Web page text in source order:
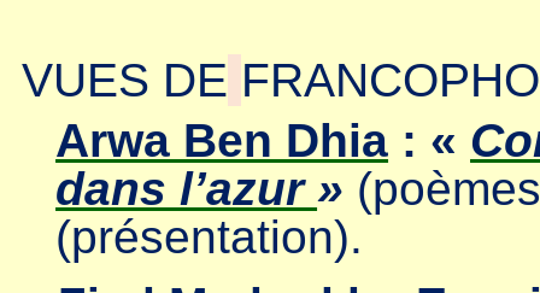
VUES DE
Arwa Ben Dhia : «
dans l’azur»
(présentation).